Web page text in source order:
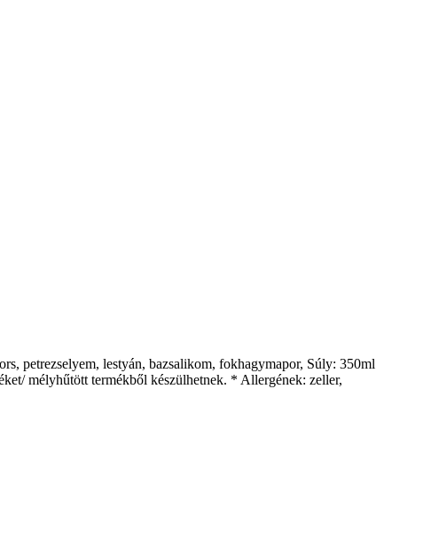
petrezselyem, lestyán, bazsalikom, fokhagymapor, Súly: 350ml
mélyhűtött termékből készülhetnek. * Allergének: zeller,